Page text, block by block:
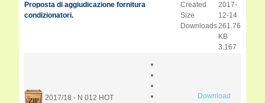
Proposta di aggiudicazione fornitura
condizionatori.
Created
Size
Downloads
2017-
12-14
261.76
KB
3.167
2017/18 - N 012 HOT Download